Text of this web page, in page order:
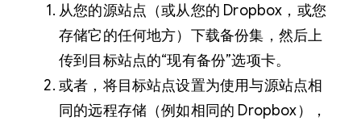
从您的源站点（或从您的 Dropbox，或您
存储它的任何地方）下载备份集，然后上
传到目标站点的“现有备份”选项卡。
或者，将目标站点设置为使用与源站点相
同的远程存储（例如相同的 Dropbox），